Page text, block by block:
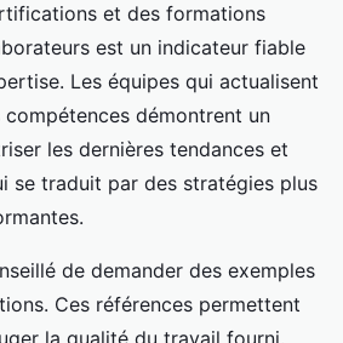
et des formations
est un indicateur fiable
Les équipes qui actualisent
démontrent un
les dernières tendances et
se traduit par des stratégies plus
de demander des exemples
Ces références permettent
la qualité du travail fourni,